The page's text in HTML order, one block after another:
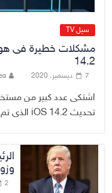
سيل TV
14.2
7 ديسمبر، 2020
اشتكى عدد كبير من
تحديث iOS 14.2 الذى تم إطلاقه منذ عدة أيام، بأن
2 أكتوبر، 2020